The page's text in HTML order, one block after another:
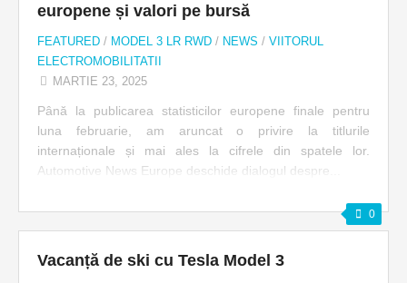
europene și valori pe bursă
FEATURED / MODEL 3 LR RWD / NEWS / VIITORUL
ELECTROMOBILITATII
MARTIE 23, 2025
Până la publicarea statisticilor europene finale pentru
luna februarie, am aruncat o privire la titlurile
internaționale și mai ales la cifrele din spatele lor.
Automotive News Europe deschide dialogul despre...
0
Vacanță de ski cu Tesla Model 3